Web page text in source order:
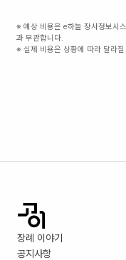
※ 예상 비용은 e하늘 장사정보시
과 무관합니다.
※ 실제 비용은 상황에 따라 달라
장례 이야기
공지사항